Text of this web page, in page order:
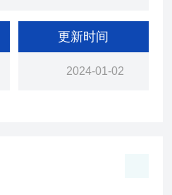
敏度随时保持一定。
系列）采用方便的定时校准
时刻自动进行灵敏度校准
更新时间
2024-01-02